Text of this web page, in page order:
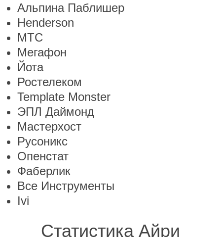
Альпина Паблишер
Henderson
МТС
Мегафон
Йота
Ростелеком
Template Monster
ЭПЛ Даймонд
Мастерхост
Русоникс
Опенстат
Фаберлик
Все Инструменты
Ivi
Статистика Айри